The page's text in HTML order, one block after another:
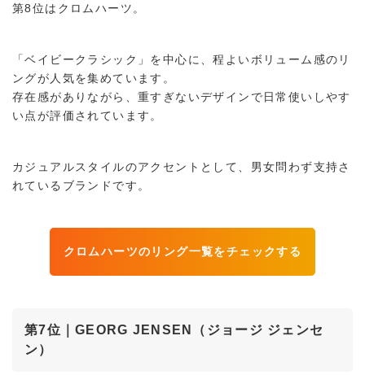
第8位はクロムハーツ。
「ベイビークラシック」を中心に、程よいボリューム感のリ
ングが人気を集めています。
存在感がありながら、重すぎないデザインで日常使いしやす
い点が評価されています。
カジュアルスタイルのアクセントとして、男女問わず支持さ
れているブランドです。
クロムハーツのリング一覧をチェックする
第7位｜GEORG JENSEN（ジョージ ジェンセ
ン）